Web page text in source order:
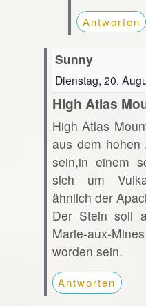
Antworten
Sunny
Dienstag, 20.
High Atlas
High Atlas
aus dem hohen
sein,in einem
sich um
ähnlich der
Der Stein soll
Marie-aux-
worden sein.
Antworten